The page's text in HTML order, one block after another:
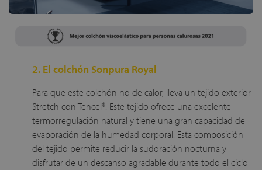
2. El colchón Sonpura Royal
Para que este colchón no de calor, lleva un tejido exterior
Stretch con Tencel®. Este tejido ofrece una excelente
termorregulación natural y tiene una gran capacidad de
evaporación de la humedad corporal. Esta composición
del tejido permite reducir la sudoración nocturna y
disfrutar de un descanso agradable durante todo el ciclo